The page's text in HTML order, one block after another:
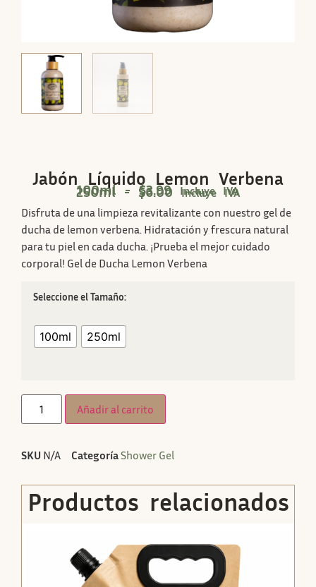
Jabón Líquido Lemon Verbena
100ml -$3.99 Incluye IVA
250ml - $6.00
Incluye IVA
Disfruta de una limpieza revitalizante con nuestro gel de
ducha de lemon verbena. Hidratación y frescura natural
para tu piel en cada ducha. ¡Prueba el mejor cuidado
corporal! Gel de Ducha Lemon Verbena
Tamaño
100ml 250ml
Añadir al carrito
SKU N/A CategoríaShower Gel
Productos relacionados